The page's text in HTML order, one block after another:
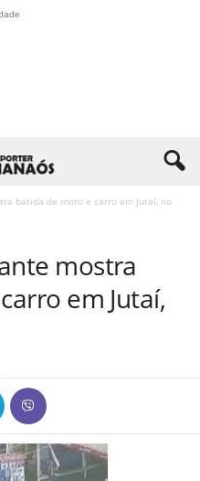
batida de moto e carro em Jutaí, no
mostra
em Jutaí,